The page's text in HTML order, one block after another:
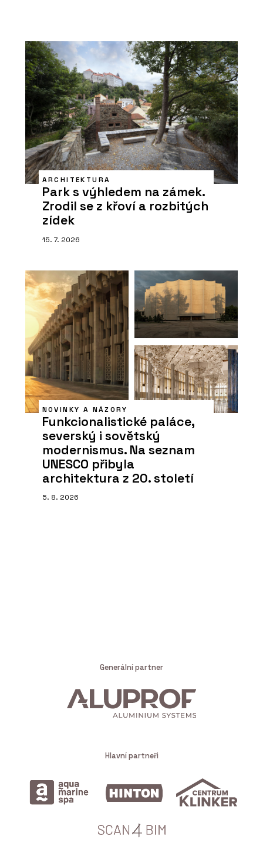
ARCHITEKTURA
Park s výhledem na zámek.
Zrodil se z křoví a rozbitých
zídek
15. 7. 2026
NOVINKY A NÁZORY
Funkcionalistické paláce,
severský i sovětský
modernismus. Na seznam
UNESCO přibyla
architektura z 20. století
5. 8. 2026
Generální partner
Hlavní partneři